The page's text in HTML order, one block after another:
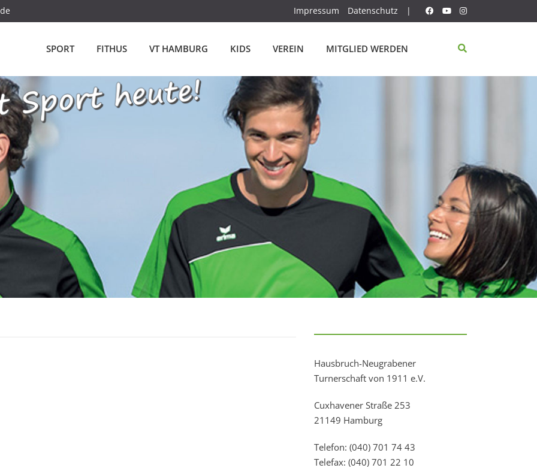
Impressum Datenschutz |
SPORT FITHUS VT HAMBURG KIDS VEREIN MITGLIED WERDEN
Hausbruch-Neugrabener
Turnerschaft von 1911 e.V.
Cuxhavener Straße 253
21149 Hamburg
Telefon: (040) 701 74 43
Telefax: (040) 701 22 10